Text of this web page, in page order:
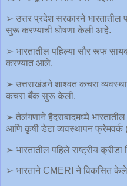
➢ उत्तर प्रदेश सरकारने
सुरू करण्याची घोषणा केली आहे.
➢ भारतातील पहिल्या सौर रूफ
करण्यात आले.
➢ उत्तराखंडने शाश्वत कचरा
कचरा बँक सुरू केली.
➢ तेलंगणाने हैदराबादमध्ये
आणि कृषी डेटा व्यवस्थापन
➢ भारतातील पहिले राष्ट्रीय क्रीडा
➢ भारताने CMERI ने विकसित